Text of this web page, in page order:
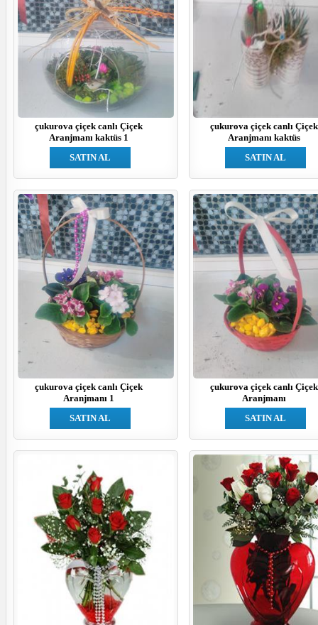
çukurova çiçek canlı Çiçek
Aranjmanı kaktüs 1
SATIN AL
çukurova çiçek canlı Çiçek
Aranjmanı kaktüs
SATIN AL
çukurova çiçek canlı Çiçek
Aranjmanı 1
SATIN AL
çukurova çiçek canlı Çiçek
Aranjmanı
SATIN AL